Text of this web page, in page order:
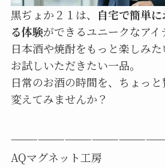
黒ぢょか２１は、
自宅で簡単
る体験ができるユニークなアイ
日本酒や焼酎をもっと楽しみ
お試しいただきたい一品。
日常のお酒の時間を、ちょっ
変えてみませんか？
AQマグネット工房